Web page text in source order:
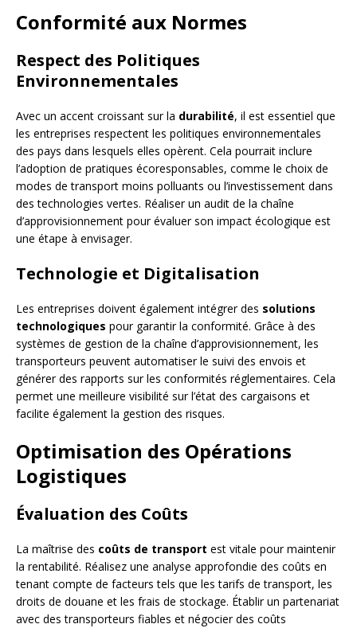
Conformité aux Normes
Respect des Politiques
Environnementales
Avec un accent croissant sur la durabilité, il est essentiel que
les entreprises respectent les politiques environnementales
des pays dans lesquels elles opèrent. Cela pourrait inclure
l’adoption de pratiques écoresponsables, comme le choix de
modes de transport moins polluants ou l’investissement dans
des technologies vertes. Réaliser un audit de la chaîne
d’approvisionnement pour évaluer son impact écologique est
une étape à envisager.
Technologie et Digitalisation
Les entreprises doivent également intégrer des solutions
technologiques pour garantir la conformité. Grâce à des
systèmes de gestion de la chaîne d’approvisionnement, les
transporteurs peuvent automatiser le suivi des envois et
générer des rapports sur les conformités réglementaires. Cela
permet une meilleure visibilité sur l’état des cargaisons et
facilite également la gestion des risques.
Optimisation des Opérations
Logistiques
Évaluation des Coûts
La maîtrise des coûts de transport est vitale pour maintenir
la rentabilité. Réalisez une analyse approfondie des coûts en
tenant compte de facteurs tels que les tarifs de transport, les
droits de douane et les frais de stockage. Établir un partenariat
avec des transporteurs fiables et négocier des coûts